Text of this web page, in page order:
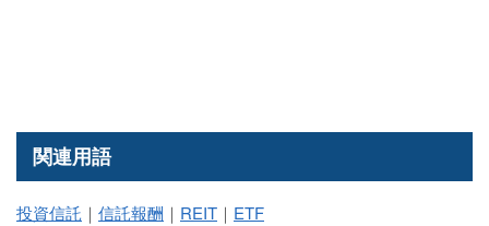
関連用語
投資信託 ｜ 信託報酬 ｜ REIT ｜ ETF